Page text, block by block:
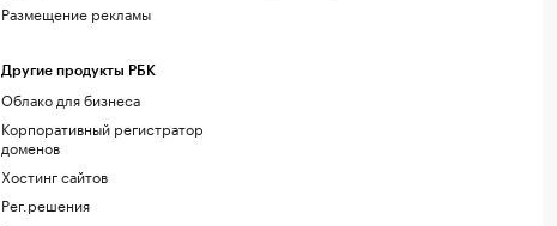
Размещение рекламы
Другие продукты РБК
Облако для бизнеса
Корпоративный регистратор
доменов
Хостинг сайтов
Рег.решения